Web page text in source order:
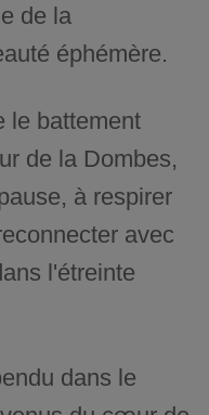
de la
éphémère.
le battement
de la Dombes,
à respirer
avec
l'étreinte
dans le